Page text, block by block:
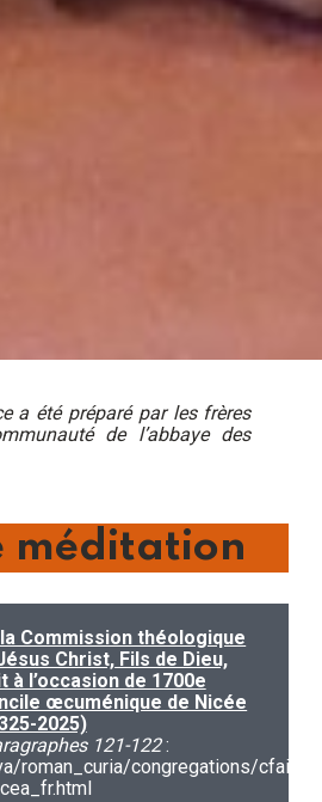
a été préparé par les frères
de l’abbaye des
méditation
Commission théologique
Christ, Fils de Dieu,
à l’occasion de 1700e
œcuménique de Nicée
2025)
121-122:
roman_curia/congregations/